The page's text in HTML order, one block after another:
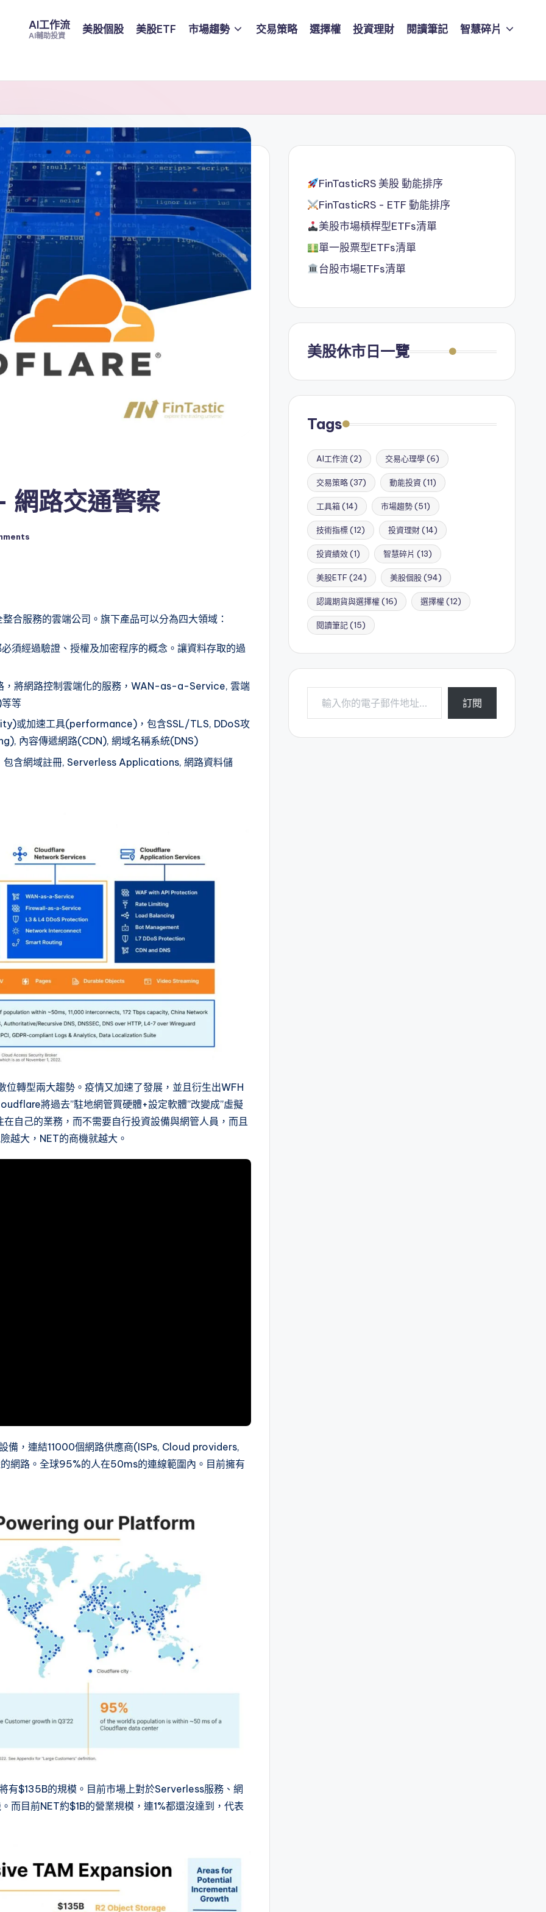
AI工作流
AI輔助投資
美股個股 美股ETF 市場趨勢 交易策略 選擇權 投資理財 閱讀筆記 智慧碎片
路交通警察
服務的雲端公司。旗下產品可以分為四大領域：
須經過驗證、授權及加密程序的概念。讓資料存取的過
將網路控制雲端化的服務，WAN-as-a-Service, 雲端
等
或加速工具(performance)，包含SSL/TLS, DDoS攻
內容傳遞網路(CDN), 網域名稱系統(DNS)
含網域註冊, Serverless Applications, 網路資料儲
轉型兩大趨勢。疫情又加速了發展，並且衍生出WFH
將過去”駐地網管買硬體+設定軟體”改變成”虛擬
自己的業務，而不需要自行投資設備與網管人員，而且
越大，NET的商機就越大。
，連結11000個網路供應商(ISPs, Cloud providers,
網路。全球95%的人在50ms的連線範圍內。目前擁有
$135B的規模。目前市場上對於Serverless服務、網
目前NET約$1B的營業規模，連1%都還沒達到，代表
FinTasticRS 美股 動能排序
FinTasticRS - ETF 動能排序
美股市場槓桿型ETFs清單
單一股票型ETFs清單
台股市場ETFs清單
美股休市日一覽
Tags
AI工作流(2) 交易心理學(6)
交易策略(37) 動能投資(11)
工具箱(14) 市場趨勢(51)
技術指標(12) 投資理財(14)
投資績效(1) 智慧碎片 (13)
美股ETF(24) 美股個股(94)
認識期貨與選擇權(16) 選擇權(12)
閱讀筆記(15)
輸入你的電子郵件地址…
訂閱